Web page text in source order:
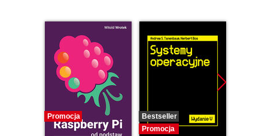
Promocja
Bestseller
Promocja